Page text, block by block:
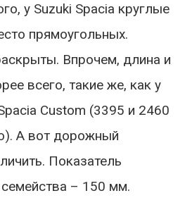
у Suzuki Spacia круглые
прямоугольных.
Впрочем, длина и
всего, такие же, как у
Custom (3395 и 2460
А вот дорожный
Показатель
– 150 мм.